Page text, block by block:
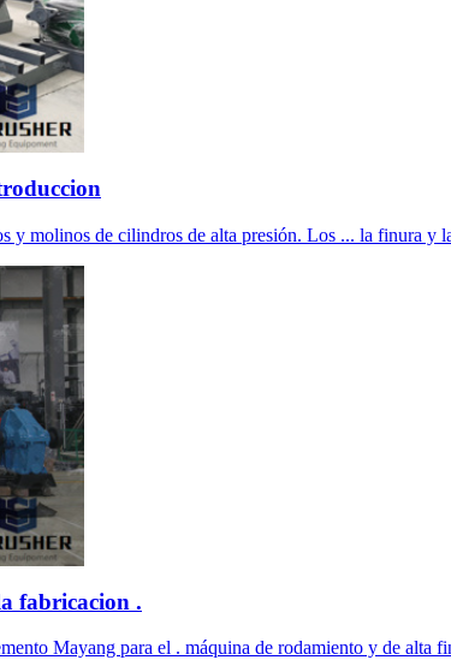
y molinos de cilindros de alta presión. Los ... la finura y
fabricacion .
Mayang para el . máquina de rodamiento y de alta